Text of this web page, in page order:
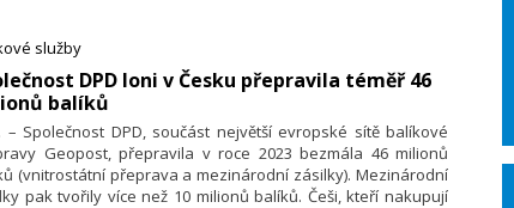
Pomohlo také to, že odložená platba začíná zajímat
e-shopy, které si své jméno teprve budují: jejich zájem
službu podle dat Skip Pay meziročně stoupl až čtyřnásobně.
služby
DPD loni v Česku přepravila téměř 46
balíků
– Společnost DPD, součást největší evropské sítě balíkové
Geopost, přepravila v roce 2023 bezmála 46 milionů
(vnitrostátní přeprava a mezinárodní zásilky). Mezinárodní
pak tvořily více než 10 milionů balíků. Češi, kteří nakupují